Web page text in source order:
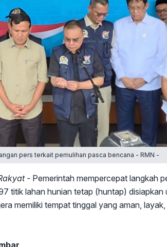
pers terkait pemulihan pasca bencana - RMN -
- Pemerintah mempercepat langkah
titik lahan hunian tetap (huntap) disiapkan
memiliki tempat tinggal yang aman,